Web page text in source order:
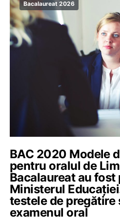
Bacalaureat 2026
BAC 2020 Modele
pentru oralul de
Bacalaureat au
Ministerul
testele de pregătire
examenul oral